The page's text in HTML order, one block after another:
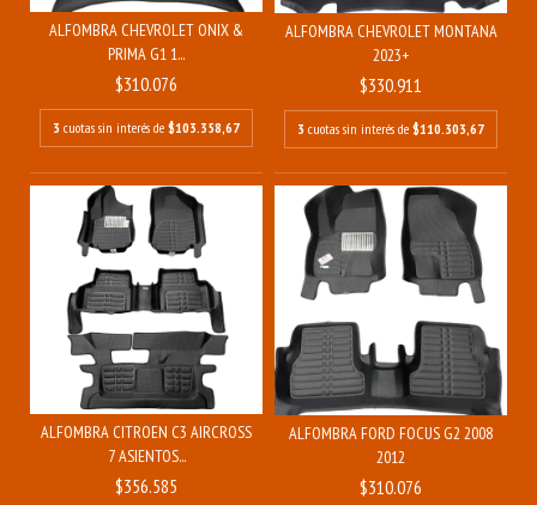
ALFOMBRA CHEVROLET ONIX &
PRIMA G1 1...
$310.076
3 cuotas sin interés de $103.358,67
ALFOMBRA CHEVROLET MONTANA
2023+
$330.911
3 cuotas sin interés de $110.303,67
ALFOMBRA CITROEN C3 AIRCROSS
7 ASIENTOS...
$356.585
ALFOMBRA FORD FOCUS G2 2008
2012
$310.076